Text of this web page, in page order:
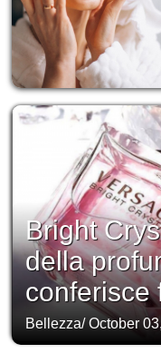
Bright
della
conferisce
Bellezza/October